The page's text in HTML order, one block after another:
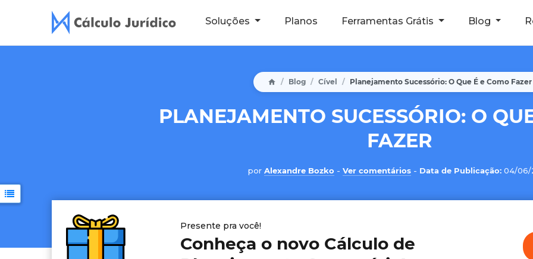
Soluções Planos Ferramentas Grátis Blog
Blog Cível Planejamento Sucessório: O Que É e Como Fazer
PLANEJAMENTO SUCESSÓRIO: O
FAZER
por Alexandre Bozko - Ver comentários - Data de Publicação: 04/06/
Presente pra você!
Conheça o novo Cálculo de